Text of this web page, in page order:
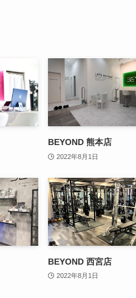
BEYOND 熊本店
2022年8月1日
BEYOND 西宮店
2022年8月1日